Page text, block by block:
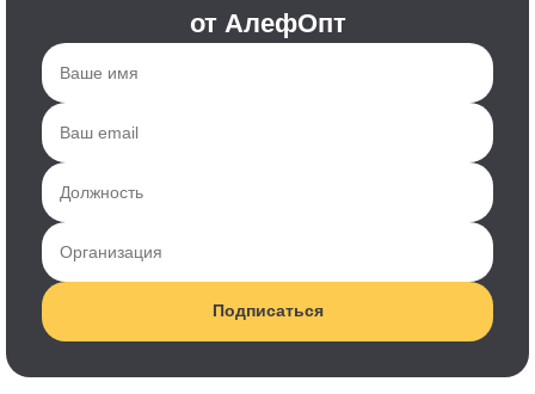
от АлефОпт
Подписаться